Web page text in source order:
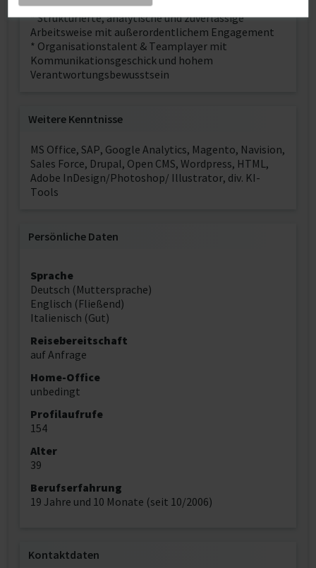
marktorientierte Denk- und Handlungsweise
* Strukturierte, analytische und zuverlässige
Arbeitsweise mit außerordentlichem Engagement
* Organisationstalent & Teamplayer mit
Kommunikationsgeschick und hohem
Verantwortungsbewusstsein
Weitere Kenntnisse
MS Office, SAP, Google Analytics, Magento, Navision,
Sales Force, Drupal, Open CMS, Wordpress, HTML,
Adobe InDesign/Photoshop/ Illustrator, div. KI-
Tools
Persönliche Daten
Sprache
Deutsch (Muttersprache)
Englisch (Fließend)
Italienisch (Gut)
Reisebereitschaft
auf Anfrage
Home-Office
unbedingt
Profilaufrufe
154
Alter
39
Berufserfahrung
19 Jahre und 10 Monate (seit 10/2006)
Kontaktdaten